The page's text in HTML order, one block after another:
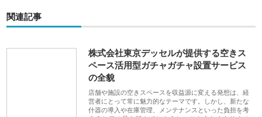
関連記事
株式会社東京デッセルが提供する空きス
ペース活用型ガチャガチャ設置サービス
の全貌
店舗や施設の空きスペースを収益源に変える発想は、経
営者にとって常に魅力的なテーマです。しかし、新たな
什器の導入や在庫管理、メンテナンスといった負担を考